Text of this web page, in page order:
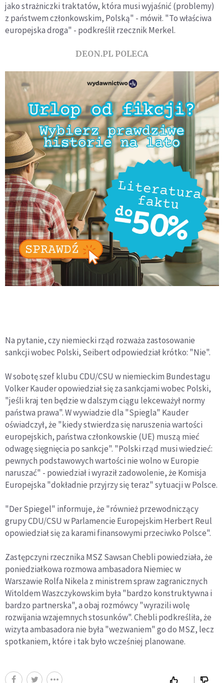
jako strażniczki traktatów, która musi wyjaśnić (problemy)
z państwem członkowskim, Polską" - mówił. "To właściwa
europejska droga" - podkreślił rzecznik Merkel.
DEON.PL POLECA
Na pytanie, czy niemiecki rząd rozważa zastosowanie
sankcji wobec Polski, Seibert odpowiedział krótko: "Nie".
W sobotę szef klubu CDU/CSU w niemieckim Bundestagu
Volker Kauder opowiedział się za sankcjami wobec Polski,
"jeśli kraj ten będzie w dalszym ciągu lekceważył normy
państwa prawa". W wywiadzie dla "Spiegla" Kauder
oświadczył, że "kiedy stwierdza się naruszenia wartości
europejskich, państwa członkowskie (UE) muszą mieć
odwagę sięgnięcia po sankcje". "Polski rząd musi wiedzieć:
pewnych podstawowych wartości nie wolno w Europie
naruszać" - powiedział i wyraził zadowolenie, że Komisja
Europejska "dokładnie przyjrzy się teraz" sytuacji w Polsce.
"Der Spiegel" informuje, że "również przewodniczący
grupy CDU/CSU w Parlamencie Europejskim Herbert Reul
opowiedział się za karami finansowymi przeciwko Polsce".
Zastępczyni rzecznika MSZ Sawsan Chebli powiedziała, że
poniedziałkowa rozmowa ambasadora Niemiec w
Warszawie Rolfa Nikela z ministrem spraw zagranicznych
Witoldem Waszczykowskim była "bardzo konstruktywna i
bardzo partnerska", a obaj rozmówcy "wyrazili wolę
rozwijania wzajemnych stosunków". Chebli podkreśliła, że
wizyta ambasadora nie była "wezwaniem" go do MSZ, lecz
spotkaniem, które i tak było wcześniej planowane.